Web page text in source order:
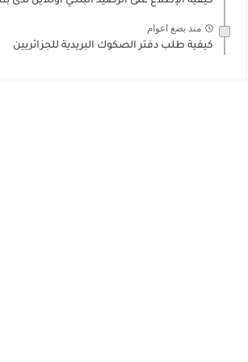
منذ بضع اعوام
كيفية طلب دفتر الصكوك البريدية للجزائريين